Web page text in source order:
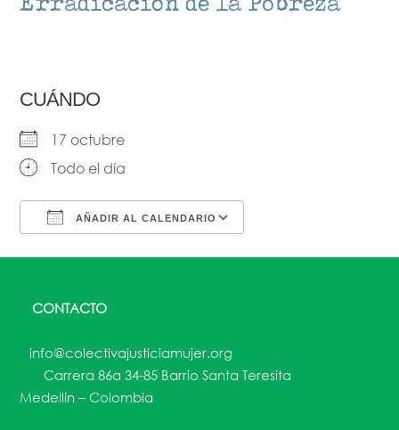
CUÁNDO
17 octubre
Todo el día
AÑADIR AL CALENDARIO
CONTACTO
info@colectivajusticiamujer.org
Carrera 86a 34-85 Barrio Santa Teresita
Medellín – Colombia